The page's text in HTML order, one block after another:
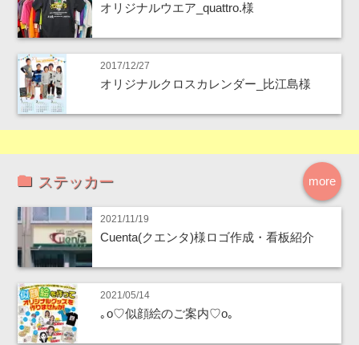
オリジナルウエア_quattro.様
2017/12/27
オリジナルクロスカレンダー_比江島様
more
ステッカー
2021/11/19
Cuenta(クエンタ)様ロゴ作成・看板紹介
2021/05/14
｡o♡似顔絵のご案内♡o｡